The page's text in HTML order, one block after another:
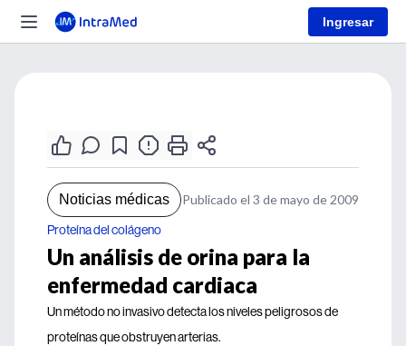
Ingresar
Noticias médicas Publicado el 3 de mayo de 2009
Proteína del colágeno
Un análisis de orina para la
enfermedad cardiaca
Un método no invasivo detecta los niveles peligrosos de
proteínas que obstruyen arterias.